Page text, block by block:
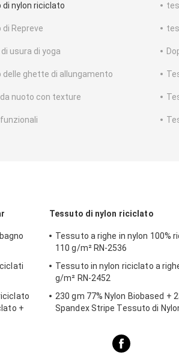
di nylon riciclato
Repreve
usura di yoga
delle ghette di allungamento
nuoto con texture
+
Tessuto di nylon riciclato
Tessuto a righe in nylon 100%
110 g/m² RN-2536
Tessuto in nylon riciclato a
g/m² RN-2452
230 gm 77% Nylon Biobased +
Spandex Stripe Tessuto di